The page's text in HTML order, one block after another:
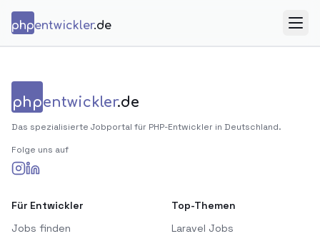
phpentwickler.de
phpentwickler.de
Das spezialisierte Jobportal für PHP-Entwickler in Deutschland.
Folge uns auf
Für Entwickler
Jobs finden
Top-Themen
Laravel Jobs